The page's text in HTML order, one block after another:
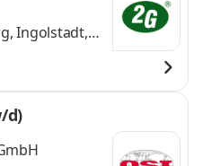
Ingolstadt,
d)